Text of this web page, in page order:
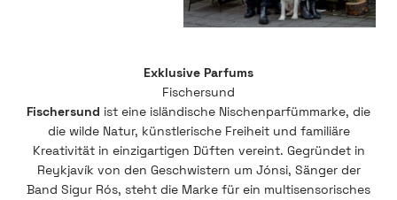
Exklusive Parfums
Fischersund ist eine isländische Nischenparfümmarke, die
die wilde Natur, künstlerische Freiheit und familiäre
Kreativität in einzigartigen Düften vereint. Gegründet in
Reykjavík von den Geschwistern um Jónsi, Sänger der
Band Sigur Rós, steht die Marke für ein multisensorisches